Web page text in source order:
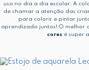
uso no dia a dia escolar. A
de chamar a atenção das
para colorir e pintar
aprendizado juntos! O melhor
cores é super